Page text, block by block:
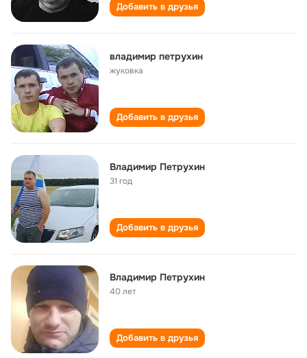
Добавить в друзья
влaдимир пeтрухин
жуковкa
Добавить в друзья
Владимир Петрухин
31 год
Добавить в друзья
Владимир Петрухин
40 лет
Добавить в друзья